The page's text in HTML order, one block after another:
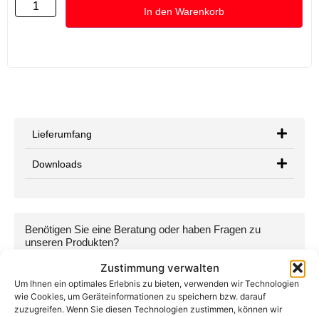
Zustimmung verwalten
Um Ihnen ein optimales Erlebnis zu bieten, verwenden wir Technologien
wie Cookies, um Geräteinformationen zu speichern bzw. darauf
zuzugreifen. Wenn Sie diesen Technologien zustimmen, können wir
In den Warenkorb
Lieferumfang
Downloads
Benötigen Sie eine Beratung oder haben Fragen zu
unseren Produkten?
+49 (0) 89-200-736-16
info@teutschtech.com